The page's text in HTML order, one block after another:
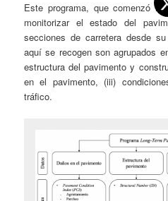
Este programa, que comenzó
monitorizar el estado del
secciones de carretera desde
aquí se recogen son agrupados
estructura del pavimento y
en el pavimento, (iii)
tráfico.